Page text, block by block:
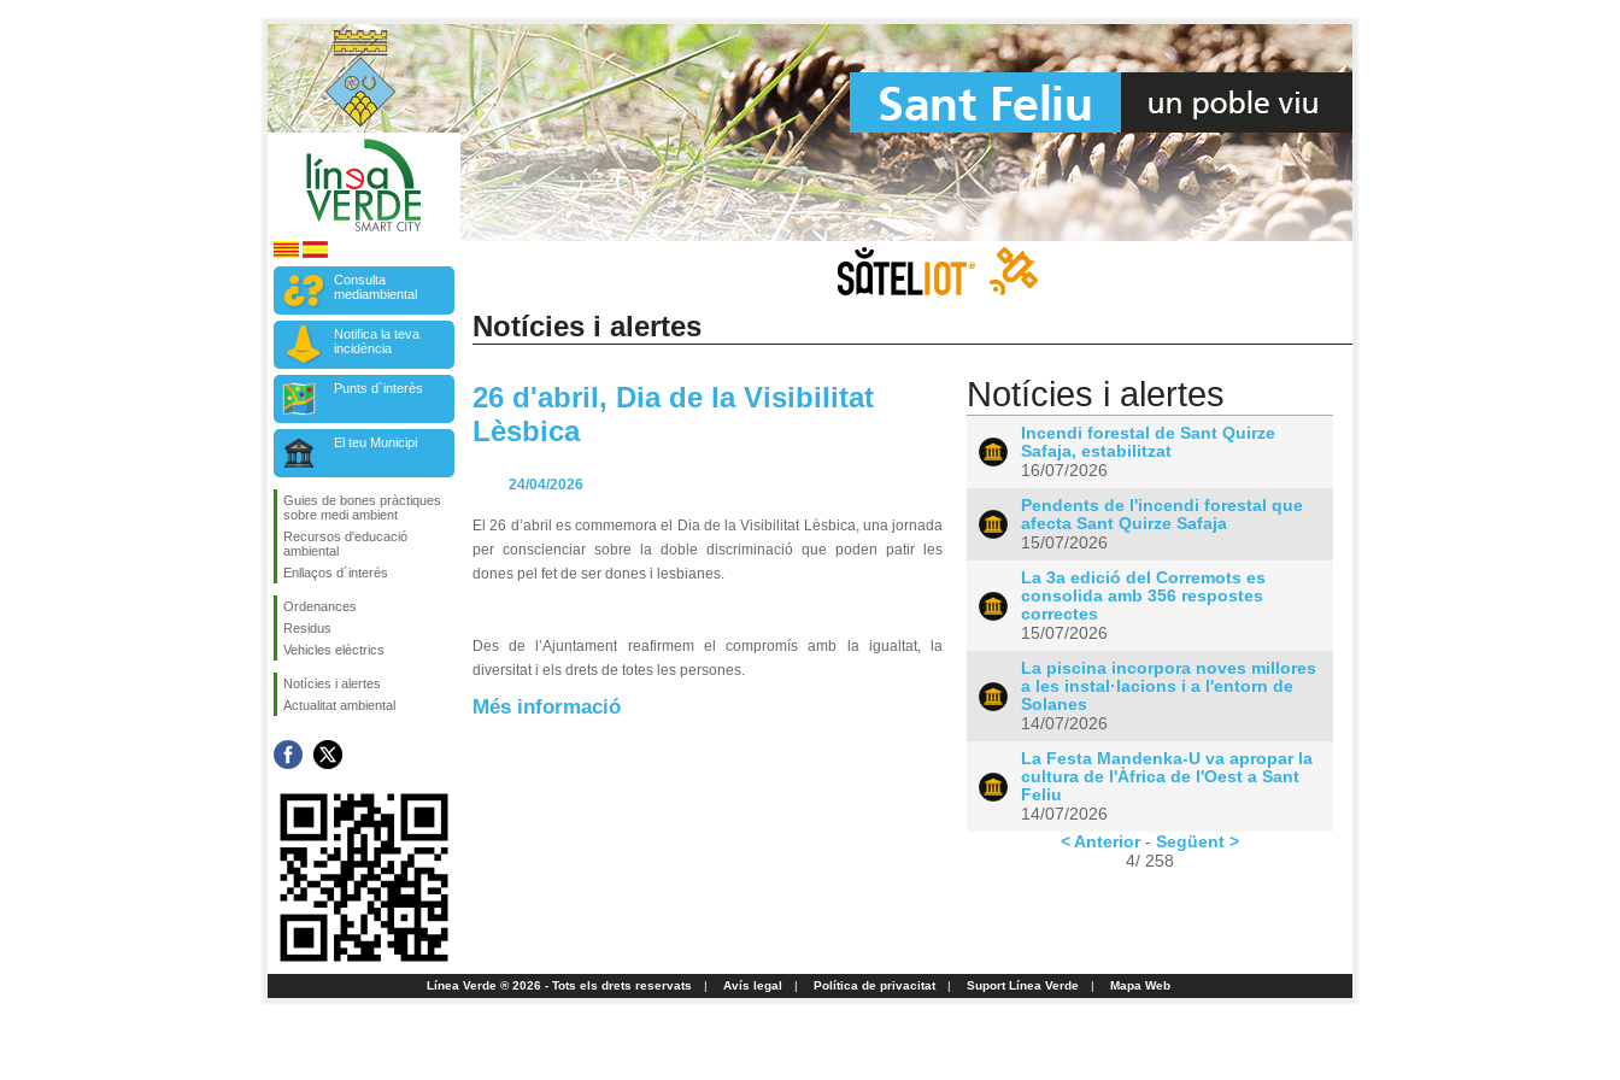
Consulta
mediambiental
Notifica la teva
incidència
Punts d`interès
El teu Municipi
Guies de bones pràctiques
sobre medi ambient
Recursos d'educació
ambiental
Enllaços d´interés
Ordenances
Residus
Vehicles elèctrics
Notícies i alertes
Actualitat ambiental
Notícies i alertes
26 d'abril, Dia de la Visibilitat
Lèsbica
24/04/2026
El 26 d’abril es commemora el Dia de la Visibilitat Lèsbica, una jornada
per conscienciar sobre la doble discriminació que poden patir les
dones pel fet de ser dones i lesbianes.
Des de l’Ajuntament reafirmem el compromís amb la igualtat, la
diversitat i els drets de totes les persones.
Més informació
Notícies i alertes
Incendi forestal de Sant Quirze
Safaja, estabilitzat
16/07/2026
Pendents de l'incendi forestal que
afecta Sant Quirze Safaja
15/07/2026
La 3a edició del Corremots es
consolida amb 356 respostes
correctes
15/07/2026
La piscina incorpora noves millores
a les instal·lacions i a l'entorn de
Solanes
14/07/2026
La Festa Mandenka-U va apropar la
cultura de l'Àfrica de l'Oest a Sant
Feliu
14/07/2026
< Anterior- Següent >
4/ 258
Línea Verde ® 2026 - Tots els drets reservats | Avís legal | Política de privacitat | Suport Línea Verde | Mapa Web